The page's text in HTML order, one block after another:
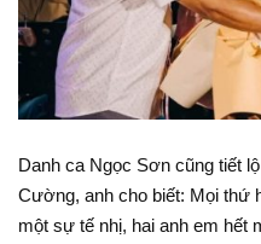
Danh ca Ngọc Sơn cũng tiết
Cường, anh cho biết: Mọi thứ
một sự tế nhị, hai anh em hết